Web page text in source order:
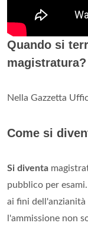
Quando si
magistratura?
Nella Gazzetta
Come si
Si diventa
pubblico per
ai fini dell'anzianità
l'ammissione non